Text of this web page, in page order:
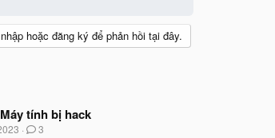
hoặc đăng ký để phản hồi tại đây.
tính bị hack
3